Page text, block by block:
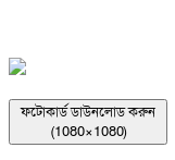
ফটোকার্ড ডাউনলোড করুন
(1080×1080)